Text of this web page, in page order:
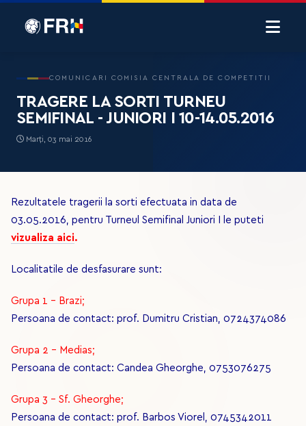
COMUNICARI COMISIA CENTRALA DE COMPETITII
TRAGERE LA SORTI TURNEU
SEMIFINAL - JUNIORI I 10-14.05.2016
Marți, 03 mai 2016
Rezultatele tragerii la sorti efectuata in data de
03.05.2016, pentru Turneul Semifinal Juniori I le puteti
vizualiza aici.
Localitatile de desfasurare sunt:
Grupa 1 - Brazi;
Persoana de contact: prof. Dumitru Cristian, 0724374086
Grupa 2 - Medias;
Persoana de contact: Candea Gheorghe, 0753076275
Grupa 3 - Sf. Gheorghe;
Persoana de contact: prof. Barbos Viorel, 0745342011